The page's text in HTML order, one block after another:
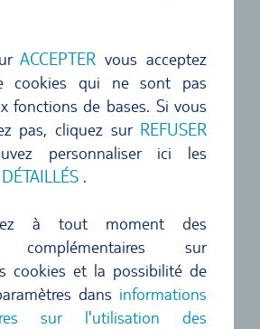
ACCEPTER vous acceptez
cookies qui ne sont pas
fonctions de bases. Si vous
pas, cliquez sur REFUSER
personnaliser ici les
.
à tout moment des
complémentaires sur
cookies et la possibilité de
dans informations
sur l'utilisation des
a Car
& Thrifty Greece
Canary Islands
Portugal